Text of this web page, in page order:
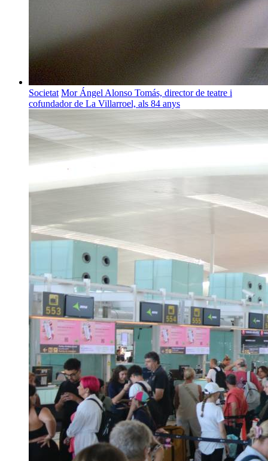
Societat Mor Ángel Alonso Tomás, director de teatre i
cofundador de La Villarroel, als 84 anys